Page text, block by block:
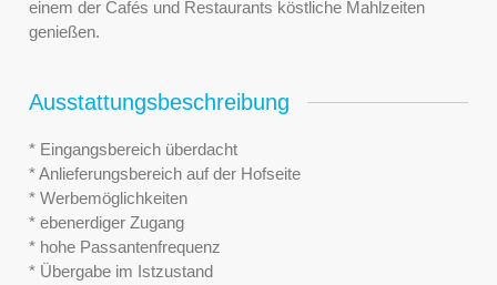
einem der Cafés und Restaurants köstliche Mahlzeiten
genießen.
Ausstattungsbeschreibung
* Eingangsbereich überdacht
* Anlieferungsbereich auf der Hofseite
* Werbemöglichkeiten
* ebenerdiger Zugang
* hohe Passantenfrequenz
* Übergabe im Istzustand